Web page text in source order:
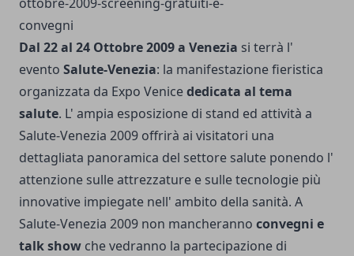
Dal 22 al 24 Ottobre 2009 a Venezia si terrà l'
evento Salute-Venezia: la manifestazione fieristica
organizzata da Expo Venicededicata al tema
salute. L' ampia esposizione di stand ed attività a
Salute-Venezia 2009 offrirà ai visitatori una
dettagliata panoramica del settore salute ponendo l'
attenzione sulle attrezzature e sulle tecnologie più
innovative impiegate nell' ambito della sanità. A
Salute-Venezia 2009 non mancheranno convegni e
talk show che vedranno la partecipazione di